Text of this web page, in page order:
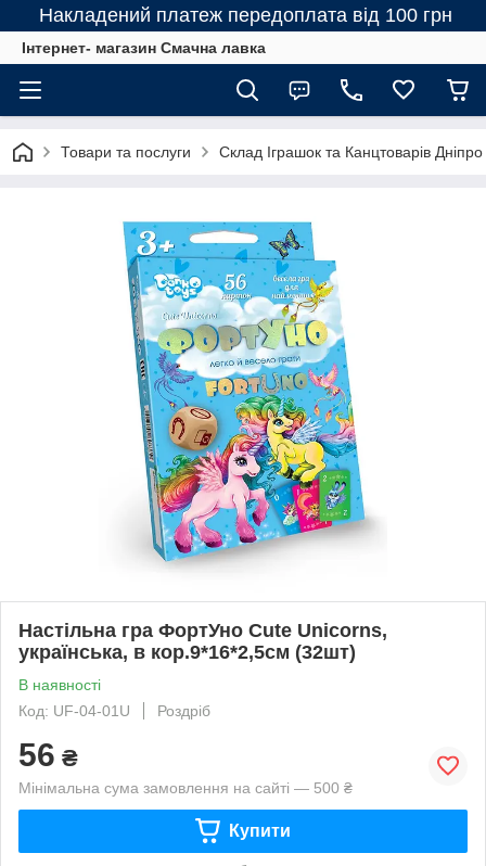
Накладений платеж передоплата від 100 грн
Інтернет- магазин Смачна лавка
Товари та послуги Склад Іграшок та Канцтоварів Дніпро
Настільна гра ФортУно Cute Unicorns,
українська, в кор.9*16*2,5см (32шт)
В наявності
Код: UF-04-01U
Роздріб
56 ₴
Мінімальна сума замовлення на сайті — 500 ₴
Купити